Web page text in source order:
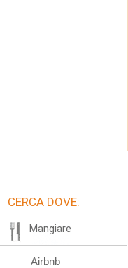
CERCA DOVE:
Mangiare
Airbnb